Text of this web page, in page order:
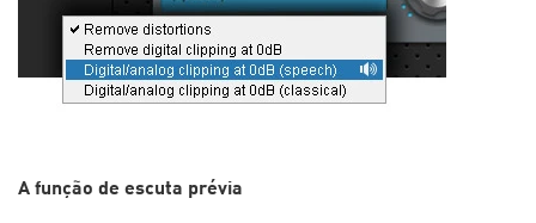
A função de escuta prévia